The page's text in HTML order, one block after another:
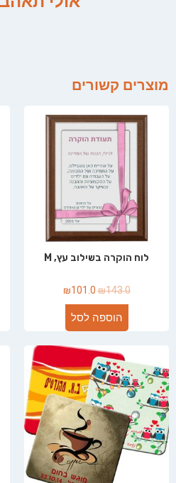
מוצרים קשורים
לוח הוקרה בשילוב עץ, M
₪143.0
₪101.0
הוספה לסל